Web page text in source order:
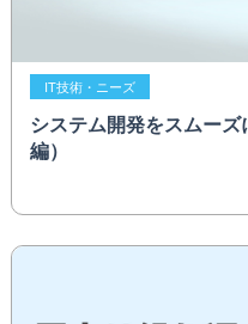
IT技術・ニーズ
システム開発をスムー
編）